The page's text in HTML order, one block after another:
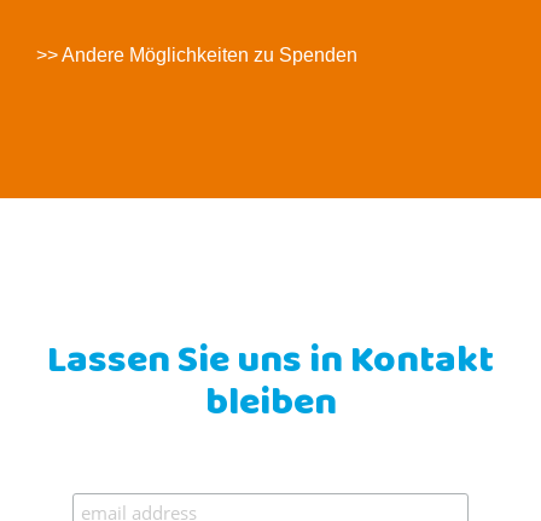
>> Andere Möglichkeiten zu Spenden
Lassen Sie uns in Kontakt
bleiben